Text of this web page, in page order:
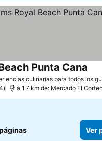
culinarias para todos los
Punta Cana
a 1.7 km de: Mercado El
Ver